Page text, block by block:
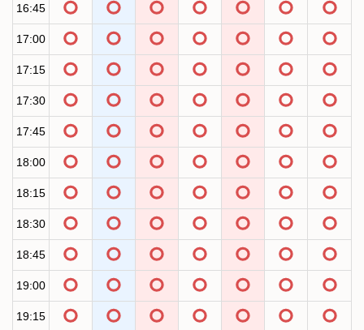
16:45
17:00
17:15
17:30
17:45
18:00
18:15
18:30
18:45
19:00
19:15